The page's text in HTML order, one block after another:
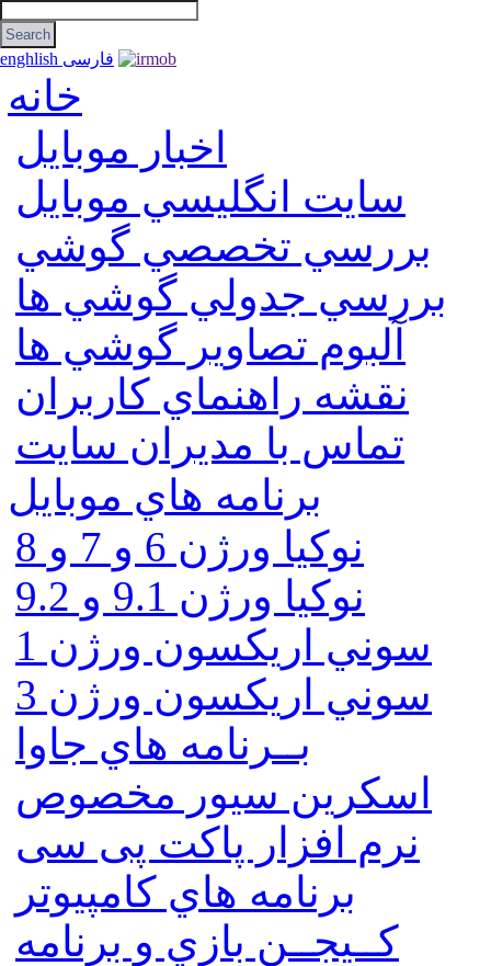
enghlish فارسی
خانه
اخبار موبایل
سايت انگليسي موبايل
بررسي تخصصي گوشي
بررسي جدولي گوشي ها
آلبوم تصاوير گوشي ها
نقشه راهنماي كاربران
تماس با مديران سايت
برنامه هاي موبايل
نوکیا ورژن 6 و 7 و 8
نوکیا ورژن 9.1 و 9.2
سوني اريكسون ورژن 1
سوني اريكسون ورژن 3
بــرنامه هاي جاوا
اسكرين سيور مخصوص
نرم افزار پاکت پی سی
برنامه هاي كامپيوتر
كــيجــن بازي و برنامه